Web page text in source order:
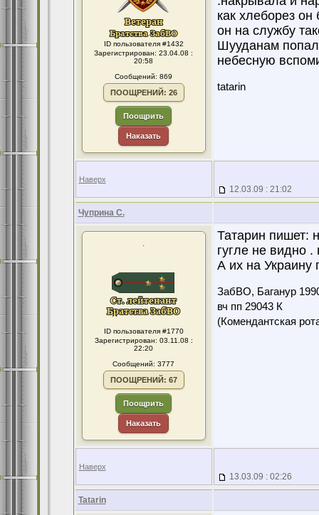
ID пользователя #1432
Зарегистрирован: 23.04.08 :
20:58
Сообщений: 869
ПООЩРЕНИЙ: 26
Поощрить
Наказать
как хлеборез
он на службу
Шууданам попал
небесную
tatarin
Наверх
12.03.09 : 21:02
Чуприна С.
.
ID пользователя #1770
Зарегистрирован: 03.11.08 :
22:20
Сообщений: 3777
ПООЩРЕНИЙ: 67
Поощрить
Наказать
Татарин пишет:
гугле не видно .
А их на Украину
ЗабВО, Баганур
вч пп 29043 К
(Комендантская
Наверх
13.03.09 : 02:26
Tatarin